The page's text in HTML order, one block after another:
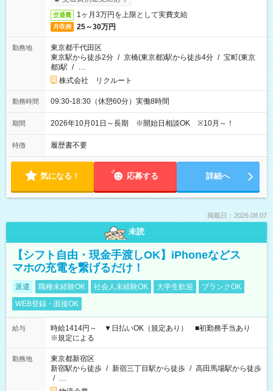
交通費 1ヶ月3万円を上限として実費支給
月収例 25～30万円
勤務地
東京都千代田区
東京駅から徒歩2分 / 京橋(東京都)駅から徒歩4分 / 宝町(東京
都)駅 / …
株式会社 リクルート
勤務時間 09:30-18:30（休憩60分）実働8時間
期間 2026年10月01日～長期 ※開始日相談OK ※10月～！
特徴 履歴書不要
気になる！ 応募する 詳細へ
掲載日：2026.08.07
未読
【シフト自由・現金手渡しOK】iPhoneなどス
マホの充電を繋げるだけ！
派遣 職種未経験OK 社会人未経験OK 大学生歓迎
ブランクOK
WEB登録・面接OK
給与
時給1414円～ ▼日払いOK（規定あり） ■初勤務手当あり
※規定による
勤務地
東京都新宿区
新宿駅から徒歩 / 新宿三丁目駅から徒歩 / 高田馬場駅から徒歩
/ …